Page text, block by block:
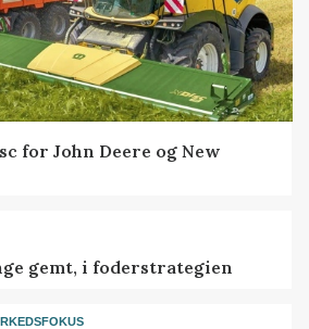
for John Deere og New
gemt, i foderstrategien